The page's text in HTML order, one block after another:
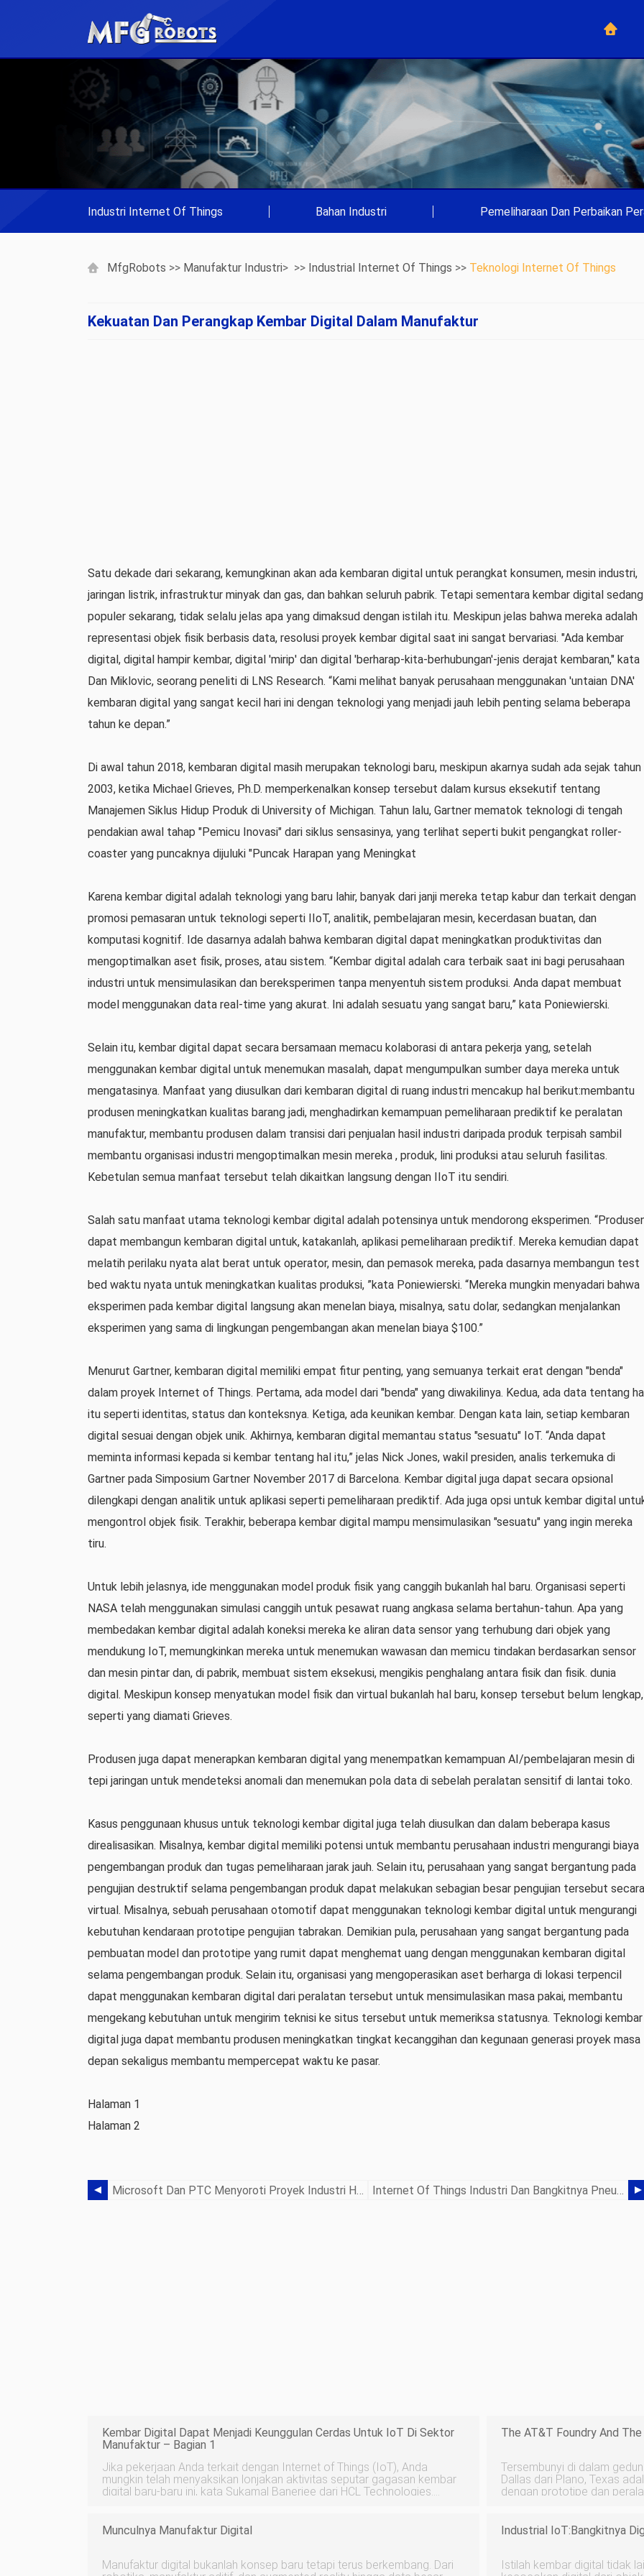
Industri Internet Of Things Bahan Industri Pemeliharaan Dan Perbaikan
MfgRobots >> Manufaktur Industri> >> Industrial Internet Of Things >> Teknologi Internet Of Things
Kekuatan Dan Perangkap Kembar Digital Dalam Manufaktur
Satu dekade dari sekarang, kemungkinan akan ada kembaran digital untuk perangkat konsumen, mesin industri,
jaringan listrik, infrastruktur minyak dan gas, dan bahkan seluruh pabrik. Tetapi sementara kembar digital sedang
populer sekarang, tidak selalu jelas apa yang dimaksud dengan istilah itu. Meskipun jelas bahwa mereka adalah
representasi objek fisik berbasis data, resolusi proyek kembar digital saat ini sangat bervariasi. "Ada kembar
digital, digital hampir kembar, digital 'mirip' dan digital 'berharap-kita-berhubungan'-jenis derajat kembaran," kata
Dan Miklovic, seorang peneliti di LNS Research. “Kami melihat banyak perusahaan menggunakan 'untaian DNA'
kembaran digital yang sangat kecil hari ini dengan teknologi yang menjadi jauh lebih penting selama beberapa
tahun ke depan.”
Di awal tahun 2018, kembaran digital masih merupakan teknologi baru, meskipun akarnya sudah ada sejak tahun
2003, ketika Michael Grieves, Ph.D. memperkenalkan konsep tersebut dalam kursus eksekutif tentang
Manajemen Siklus Hidup Produk di University of Michigan. Tahun lalu, Gartner mematok teknologi di tengah
pendakian awal tahap "Pemicu Inovasi" dari siklus sensasinya, yang terlihat seperti bukit pengangkat roller-
coaster yang puncaknya dijuluki "Puncak Harapan yang Meningkat
Karena kembar digital adalah teknologi yang baru lahir, banyak dari janji mereka tetap kabur dan terkait dengan
promosi pemasaran untuk teknologi seperti IIoT, analitik, pembelajaran mesin, kecerdasan buatan, dan
komputasi kognitif. Ide dasarnya adalah bahwa kembaran digital dapat meningkatkan produktivitas dan
mengoptimalkan aset fisik, proses, atau sistem. “Kembar digital adalah cara terbaik saat ini bagi perusahaan
industri untuk mensimulasikan dan bereksperimen tanpa menyentuh sistem produksi. Anda dapat membuat
model menggunakan data real-time yang akurat. Ini adalah sesuatu yang sangat baru,” kata Poniewierski.
Selain itu, kembar digital dapat secara bersamaan memacu kolaborasi di antara pekerja yang, setelah
menggunakan kembar digital untuk menemukan masalah, dapat mengumpulkan sumber daya mereka untuk
mengatasinya. Manfaat yang diusulkan dari kembaran digital di ruang industri mencakup hal berikut:membantu
produsen meningkatkan kualitas barang jadi, menghadirkan kemampuan pemeliharaan prediktif ke peralatan
manufaktur, membantu produsen dalam transisi dari penjualan hasil industri daripada produk terpisah sambil
membantu organisasi industri mengoptimalkan mesin mereka , produk, lini produksi atau seluruh fasilitas.
Kebetulan semua manfaat tersebut telah dikaitkan langsung dengan IIoT itu sendiri.
Salah satu manfaat utama teknologi kembar digital adalah potensinya untuk mendorong eksperimen.
dapat membangun kembaran digital untuk, katakanlah, aplikasi pemeliharaan prediktif. Mereka kemudian dapat
melatih perilaku nyata alat berat untuk operator, mesin, dan pemasok mereka, pada dasarnya membangun test
bed waktu nyata untuk meningkatkan kualitas produksi, ”kata Poniewierski. “Mereka mungkin menyadari bahwa
eksperimen pada kembar digital langsung akan menelan biaya, misalnya, satu dolar, sedangkan menjalankan
eksperimen yang sama di lingkungan pengembangan akan menelan biaya $100.”
Menurut Gartner, kembaran digital memiliki empat fitur penting, yang semuanya terkait erat dengan "benda"
dalam proyek Internet of Things. Pertama, ada model dari "benda" yang diwakilinya. Kedua, ada data tentang
itu seperti identitas, status dan konteksnya. Ketiga, ada keunikan kembar. Dengan kata lain, setiap kembaran
digital sesuai dengan objek unik. Akhirnya, kembaran digital memantau status "sesuatu" IoT. “Anda dapat
meminta informasi kepada si kembar tentang hal itu,” jelas Nick Jones, wakil presiden, analis terkemuka di
Gartner pada Simposium Gartner November 2017 di Barcelona. Kembar digital juga dapat secara opsional
dilengkapi dengan analitik untuk aplikasi seperti pemeliharaan prediktif. Ada juga opsi untuk kembar digital
mengontrol objek fisik. Terakhir, beberapa kembar digital mampu mensimulasikan "sesuatu" yang ingin mereka
tiru.
Untuk lebih jelasnya, ide menggunakan model produk fisik yang canggih bukanlah hal baru. Organisasi seperti
NASA telah menggunakan simulasi canggih untuk pesawat ruang angkasa selama bertahun-tahun. Apa yang
membedakan kembar digital adalah koneksi mereka ke aliran data sensor yang terhubung dari objek yang
mendukung IoT, memungkinkan mereka untuk menemukan wawasan dan memicu tindakan berdasarkan sensor
dan mesin pintar dan, di pabrik, membuat sistem eksekusi, mengikis penghalang antara fisik dan fisik. dunia
digital. Meskipun konsep menyatukan model fisik dan virtual bukanlah hal baru, konsep tersebut belum lengkap,
seperti yang diamati Grieves.
Produsen juga dapat menerapkan kembaran digital yang menempatkan kemampuan AI/pembelajaran mesin di
tepi jaringan untuk mendeteksi anomali dan menemukan pola data di sebelah peralatan sensitif di lantai toko.
Kasus penggunaan khusus untuk teknologi kembar digital juga telah diusulkan dan dalam beberapa kasus
direalisasikan. Misalnya, kembar digital memiliki potensi untuk membantu perusahaan industri mengurangi biaya
pengembangan produk dan tugas pemeliharaan jarak jauh. Selain itu, perusahaan yang sangat bergantung pada
pengujian destruktif selama pengembangan produk dapat melakukan sebagian besar pengujian tersebut secara
virtual. Misalnya, sebuah perusahaan otomotif dapat menggunakan teknologi kembar digital untuk mengurangi
kebutuhan kendaraan prototipe pengujian tabrakan. Demikian pula, perusahaan yang sangat bergantung pada
pembuatan model dan prototipe yang rumit dapat menghemat uang dengan menggunakan kembaran digital
selama pengembangan produk. Selain itu, organisasi yang mengoperasikan aset berharga di lokasi terpencil
dapat menggunakan kembaran digital dari peralatan tersebut untuk mensimulasikan masa pakai, membantu
mengekang kebutuhan untuk mengirim teknisi ke situs tersebut untuk memeriksa statusnya. Teknologi kembar
digital juga dapat membantu produsen meningkatkan tingkat kecanggihan dan kegunaan generasi proyek masa
depan sekaligus membantu mempercepat waktu ke pasar.
Halaman 1
Halaman 2
Microsoft Dan PTC Menyoroti Proyek Industri HoloLens 2 AR Internet Of Things Industri Dan Bangkitnya Pneumatik Cerdas
Kembar Digital Dapat Menjadi Keunggulan Cerdas Untuk IoT Di Sektor
Manufaktur – Bagian 1
Jika pekerjaan Anda terkait dengan Internet of Things (IoT), Anda
mungkin telah menyaksikan lonjakan aktivitas seputar gagasan kembar
digital baru-baru ini, kata Sukamal Banerjee dari HCL Technologies.
The AT&T Foundry And
Tersembunyi di dalam
Dallas dari Plano, Texas
dengan prototipe dan peralatan. Berjalan melalui pusat,
Munculnya Manufaktur Digital
Manufaktur digital bukanlah konsep baru tetapi terus berkembang. Dari
Industrial IoT:Bangkitnya
Istilah kembar digital tidak